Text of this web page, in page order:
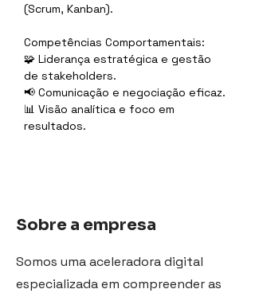
(Scrum, Kanban).
Competências Comportamentais:
🧩 Liderança estratégica e gestão
de stakeholders.
📢 Comunicação e negociação eficaz.
📊 Visão analítica e foco em
resultados.
Sobre a empresa
Somos uma aceleradora digital
especializada em compreender as